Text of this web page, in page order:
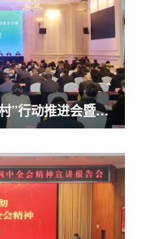
重庆市2025年度“万企兴万村”行动推进会暨农业民营企业50强发布会召开 商奎出席并讲话